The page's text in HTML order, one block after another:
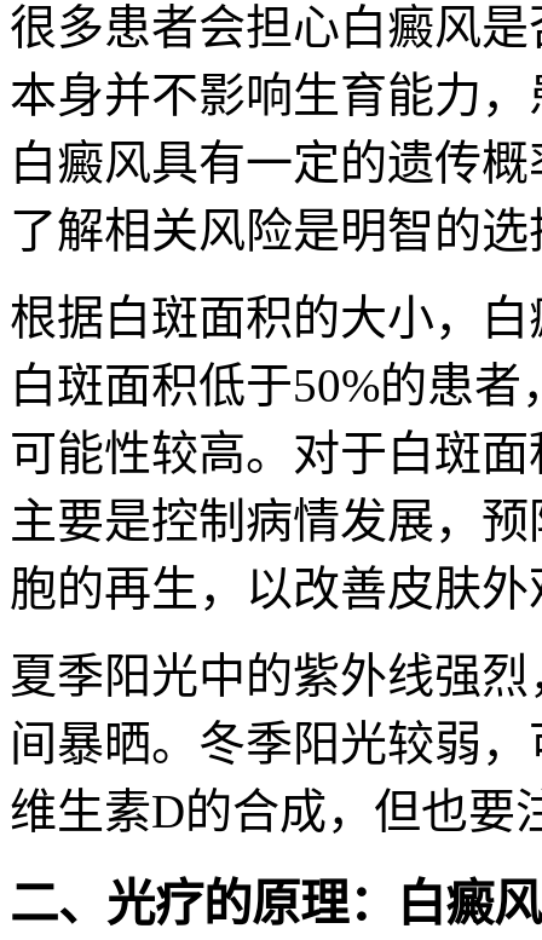
很多患者会担心白癜风
本身并不影响生育能力
白癜风具有一定的遗传
了解相关风险是明智的选
根据白斑面积的大小，
白斑面积低于50%的患
可能性较高。对于白斑
主要是控制病情发展，
胞的再生，以改善皮肤外
夏季阳光中的紫外线强
间暴晒。冬季阳光较弱
维生素D的合成，但也要
二、光疗的原理：白癜